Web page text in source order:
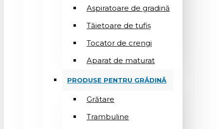
Aspiratoare de gradină
Tăietoare de tufiș
Tocator de crengi
Aparat de maturat
PRODUSE PENTRU GRĂDINĂ
Grătare
Trambuline